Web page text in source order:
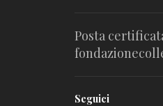
Posta
Seguici